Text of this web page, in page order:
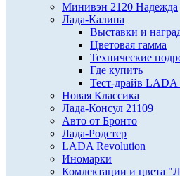
Минивэн 2120 Надежда
Лада-Калина
Выставки и
Цветовая гамма
Технические
Где купить
Тест-драйв LADA
Новая Классика
Лада-Консул 21109
Авто от Бронто
Лада-Родстер
LADA Revolution
Иномарки
Комлектации и цвета